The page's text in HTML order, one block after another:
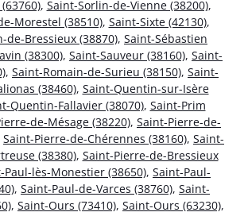
, Saint-Sorlin-de-Vienne (38200),
Morestel (38510), Saint-Sixte (42130),
de-Bressieux (38870), Saint-Sébastien
(38300), Saint-Sauveur (38160), Saint-
, Saint-Romain-de-Surieu (38150), Saint-
(38460), Saint-Quentin-sur-Isère
Quentin-Fallavier (38070), Saint-Prim
de-Mésage (38220), Saint-Pierre-de-
Saint-Pierre-de-Chérennes (38160), Saint-
(38380), Saint-Pierre-de-Bressieux
Paul-lès-Monestier (38650), Saint-Paul-
, Saint-Paul-de-Varces (38760), Saint-
, Saint-Ours (73410), Saint-Ours (63230),